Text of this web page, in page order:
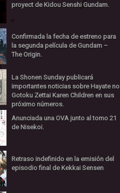
proyect de Kidou Senshi Gundam.
Confirmada la fecha de estreno para
la segunda película de Gundam –
The Origin.
La Shonen Sunday publicará
importantes noticias sobre Hayate no
Gotoku Zettai Karen Children en sus
próximo números.
Anunciada una OVA junto al tomo 21
de Nisekoi.
Retraso indefinido en la emisión del
episodio final de Kekkai Sensen